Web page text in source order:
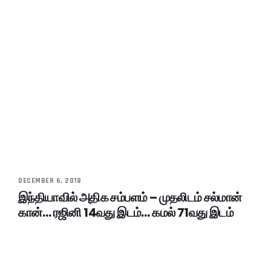
DECEMBER 6, 2018
இந்தியாவில் அதிக சம்பளம் – முதலிடம் சல்மான்
கான்… ரஜினி 14வது இடம்… கமல் 71வது இடம்